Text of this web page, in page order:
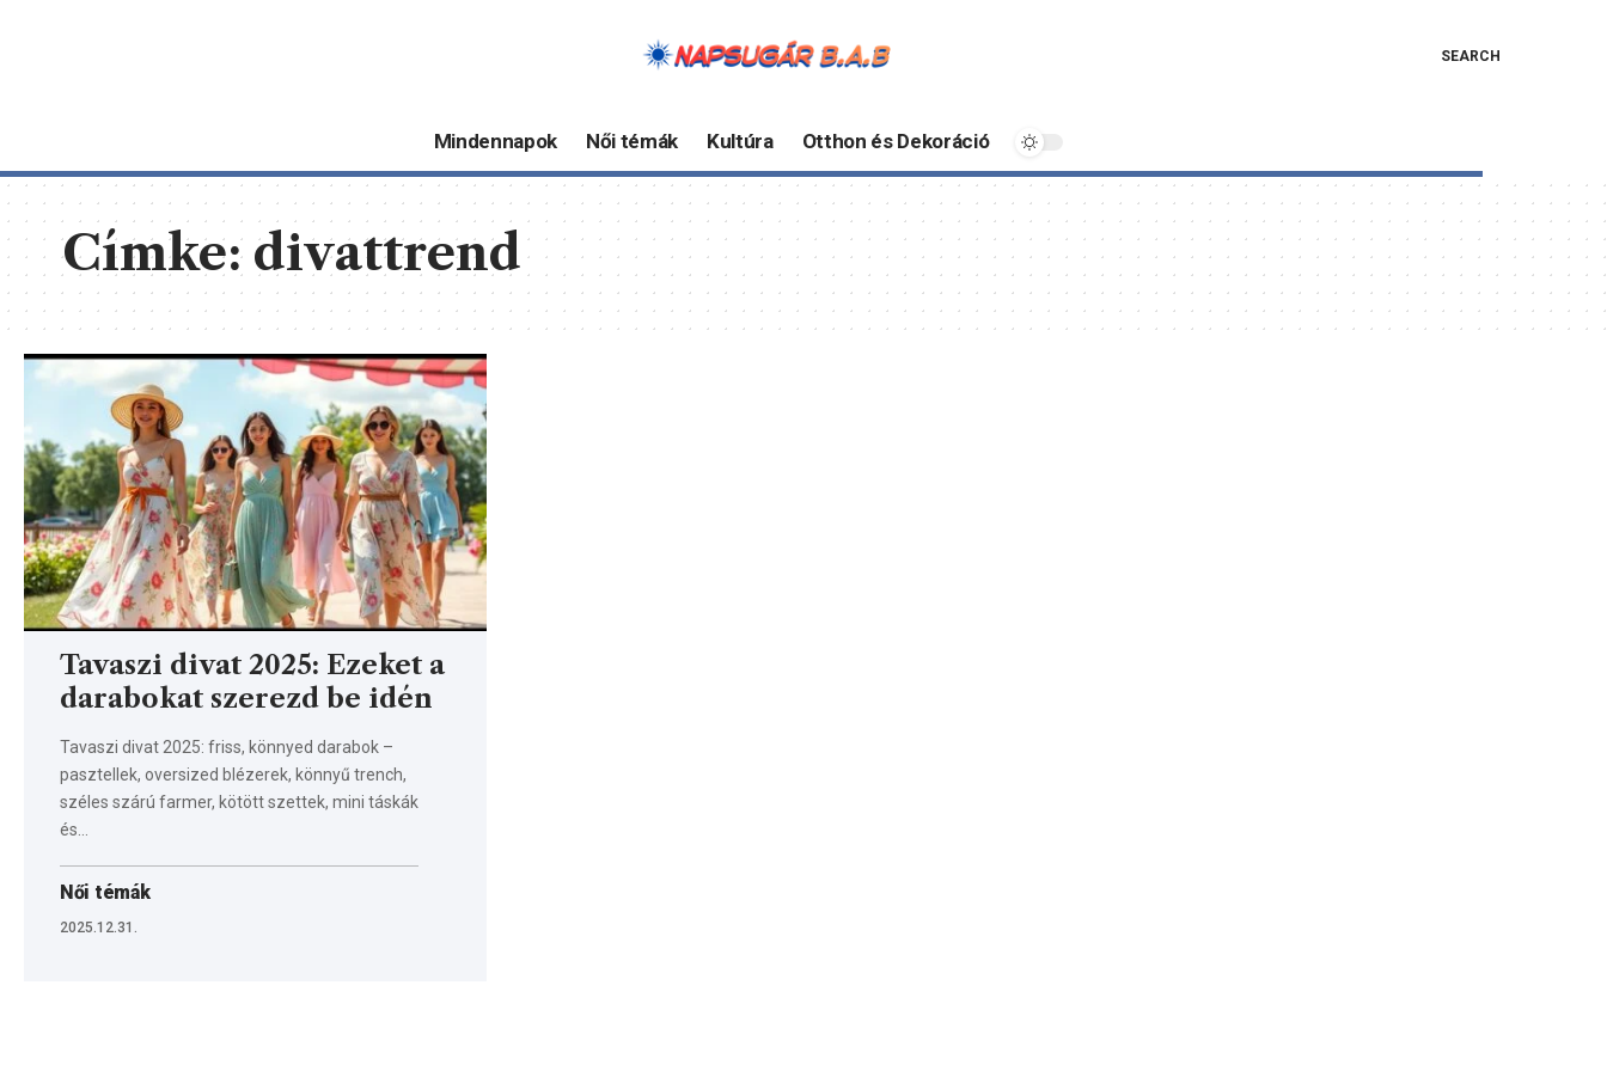
SEARCH
Mindennapok Női témák Kultúra Otthon és Dekoráció
Címke: divattrend
Tavaszi divat 2025: Ezeket a
darabokat szerezd be idén
Tavaszi divat 2025: friss, könnyed darabok –
pasztellek, oversized blézerek, könnyű trench,
széles szárú farmer, kötött szettek, mini táskák
és…
Női témák
2025.12.31.